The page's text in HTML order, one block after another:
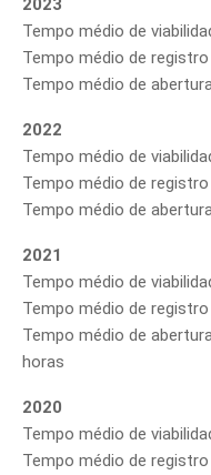
2023
Tempo médio de
Tempo médio de
Tempo médio de
2022
Tempo médio de
Tempo médio de
Tempo médio de
2021
Tempo médio de
Tempo médio de
Tempo médio de
horas
2020
Tempo médio de
Tempo médio de